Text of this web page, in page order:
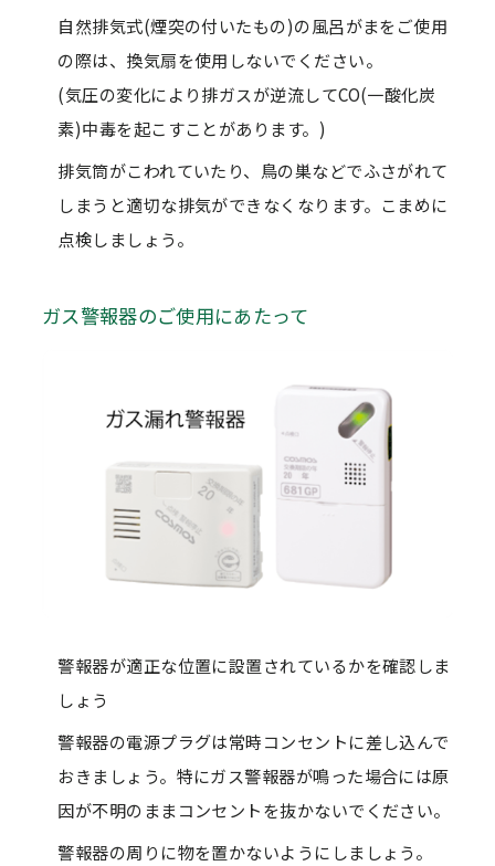
自然排気式(煙突の付いたもの)の風呂がまをご使用
の際は、換気扇を使用しないでください。
(気圧の変化により排ガスが逆流してCO(一酸化炭
素)中毒を起こすことがあります。)
排気筒がこわれていたり、鳥の巣などでふさがれて
しまうと適切な排気ができなくなります。こまめに
点検しましょう。
ガス警報器のご使用にあたって
警報器が適正な位置に設置されているかを確認しま
しょう
警報器の電源プラグは常時コンセントに差し込んで
おきましょう。 特にガス警報器が鳴った場合には原
因が不明のままコンセントを抜かないでください。
警報器の周りに物を置かないようにしましょう。